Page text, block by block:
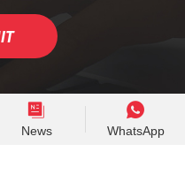
News WhatsApp